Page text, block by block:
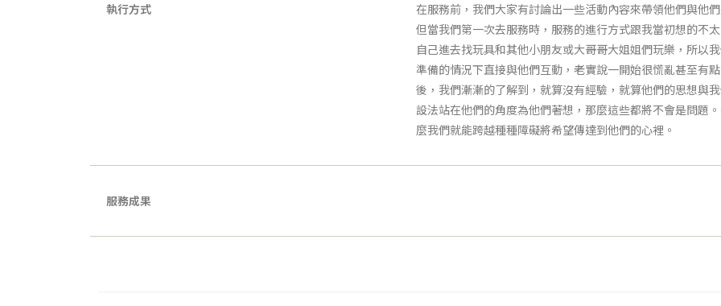
執行方式
在服務前，我們大家有討論出一些活動內容來帶領他們與他
但當我們第一次去服務時，服務的進行方式跟我當初想的不
自己進去找玩具和其他小朋友或大哥哥大姐姐們玩樂，所以
準備的情況下直接與他們互動，老實說一開始很慌亂甚至有
後，我們漸漸的了解到，就算沒有經驗，就算他們的思想與
設法站在他們的角度為他們著想，那麼這些都將不會是問題
麼我們就能跨越種種障礙將希望傳達到他們的心裡。
服務成果